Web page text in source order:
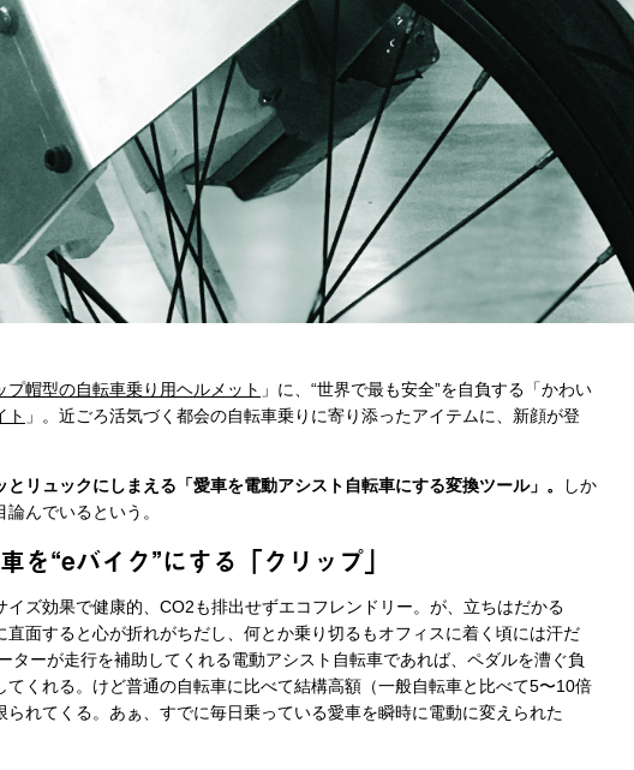
プ帽型の自転車乗り用ヘルメット 」に、“世界で最も安全”を自負する「かわい
ト 」。近ごろ活気づく都会の自転車乗りに寄り添ったアイテムに、新顔が登
リュックにしまえる「愛車を電動アシスト自転車にする変換ツール」。
しか
んでいるという。
を“eバイク”にする「クリップ」
ズ効果で健康的、CO2も排出せずエコフレンドリー。が、立ちはだかる
面すると心が折れがちだし、何とか乗り切るもオフィスに着く頃には汗だ
ーが走行を補助してくれる電動アシスト自転車であれば、ペダルを漕ぐ負
くれる。けど普通の自転車に比べて結構高額（一般自転車と比べて5〜10倍
れてくる。あぁ、すでに毎日乗っている愛車を瞬時に電動に変えられた